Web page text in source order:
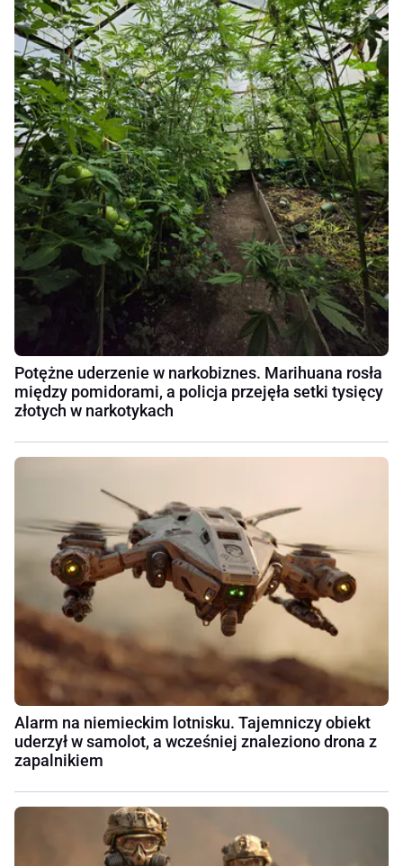
Potężne uderzenie w narkobiznes. Marihuana rosła
między pomidorami, a policja przejęła setki tysięcy
złotych w narkotykach
Alarm na niemieckim lotnisku. Tajemniczy obiekt
uderzył w samolot, a wcześniej znaleziono drona z
zapalnikiem